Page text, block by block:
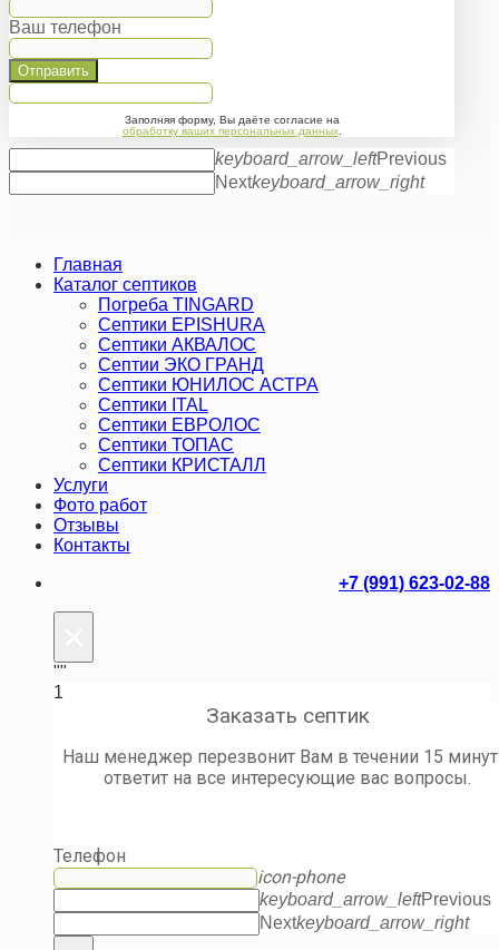
Ваш телефон
Отправить
Заполняя форму, Вы даёте согласие на
обработку ваших персональных данных.
keyboard_arrow_leftPrevious
Nextkeyboard_arrow_right
Главная
Каталог септиков
Погреба TINGARD
Септики EPISHURA
Септики АКВАЛОС
Септии ЭКО ГРАНД
Септики ЮНИЛОС АСТРА
Септики ITAL
Септики ЕВРОЛОС
Септики ТОПАС
Септики КРИСТАЛЛ
Услуги
Фото работ
Отзывы
Контакты
+7 (991) 623-02-88
""
1
Заказать септик
Наш менеджер перезвонит Вам в течении 15
ответит на все интересующие вас вопросы.
Телефон
icon-phone
keyboard_arrow_leftPrevious
Nextkeyboard_arrow_right